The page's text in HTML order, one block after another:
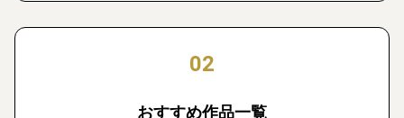
02
おすすめ作品一覧